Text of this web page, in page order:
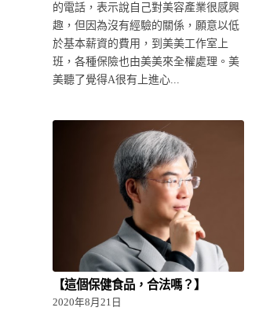
的電話，表示說自己對美容產業很感興
趣，但因為沒有經驗的關係，願意以低
於基本薪資的費用，到美美工作室上
班，各種保險也由美美來全權處理。美
美聽了覺得A很有上進心...
【這個保健食品，合法嗎？】
2020年8月21日